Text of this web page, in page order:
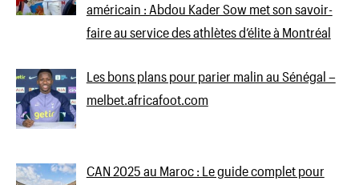
américain : Abdou Kader Sow met son savoir-
faire au service des athlètes d’élite à Montréal
Les bons plans pour parier malin au Sénégal –
melbet.africafoot.com
CAN 2025 au Maroc : Le guide complet pour